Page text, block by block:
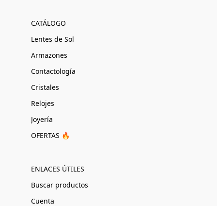
CATÁLOGO
Lentes de Sol
Armazones
Contactología
Cristales
Relojes
Joyería
OFERTAS 🔥
ENLACES ÚTILES
Buscar productos
Cuenta